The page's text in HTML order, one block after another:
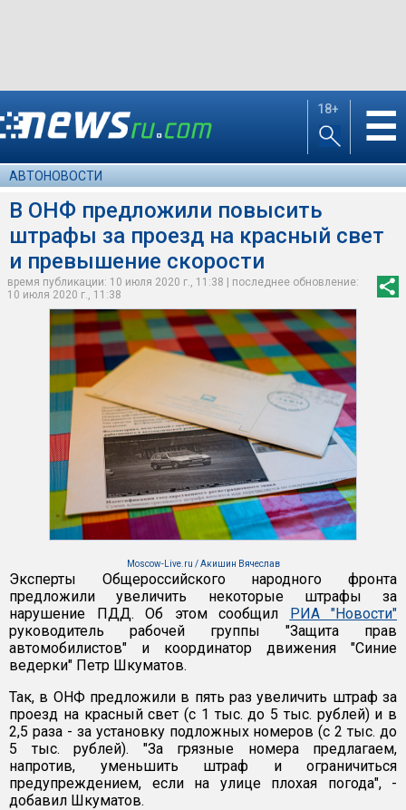
18+ ☰
АВТОНОВОСТИ
В ОНФ предложили повысить
штрафы за проезд на красный свет
и превышение скорости
время публикации: 10 июля 2020 г., 11:38 | последнее обновление:
10 июля 2020 г., 11:38
Moscow-Live.ru / Акишин Вячеслав
Эксперты Общероссийского народного фронта
предложили увеличить некоторые штрафы за
нарушение ПДД. Об этом сообщил РИА "Новости"
руководитель рабочей группы "Защита прав
автомобилистов" и координатор движения "Синие
ведерки" Петр Шкуматов.
Так, в ОНФ предложили в пять раз увеличить штраф за
проезд на красный свет (с 1 тыс. до 5 тыс. рублей) и в
2,5 раза - за установку подложных номеров (с 2 тыс. до
5 тыс. рублей). "За грязные номера предлагаем,
напротив, уменьшить штраф и ограничиться
предупреждением, если на улице плохая погода", -
добавил Шкуматов.